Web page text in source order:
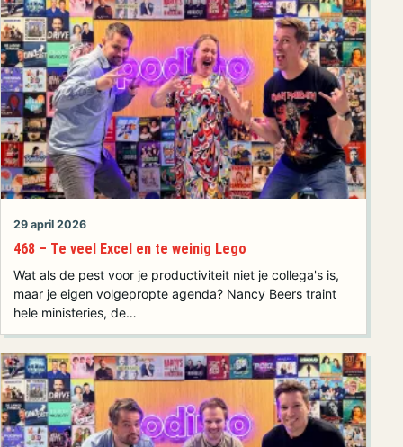
29 april 2026
468 – Te veel Excel en te weinig Lego
Wat als de pest voor je productiviteit niet je collega's is,
maar je eigen volgepropte agenda? Nancy Beers traint
hele ministeries, de…